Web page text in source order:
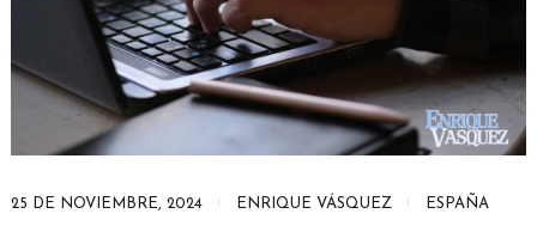
25 DE NOVIEMBRE, 2024 ENRIQUE VÁSQUEZ ESPAÑA